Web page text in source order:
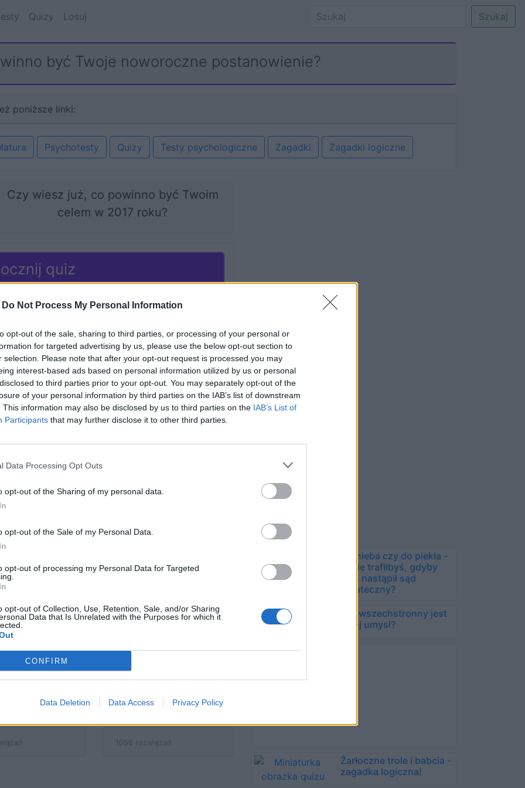
Do Not Process My Personal Information
opt-out of the sale, sharing to third parties, or processing of your personal or
for targeted advertising by us, please use the below opt-out section to
selection. Please note that after your opt-out request is processed you may
interest-based ads based on personal information utilized by us or personal
to third parties prior to your opt-out. You may separately opt-out of the
of your personal information by third parties on the IAB’s list of downstream
This information may also be disclosed by us to third parties on the IAB’s List of
Participants that may further disclose it to other third parties.
Data Processing Opt Outs
opt-out of the Sharing of my personal data.
opt-out of the Sale of my Personal Data.
opt-out of processing my Personal Data for Targeted
opt-out of Collection, Use, Retention, Sale, and/or Sharing
Data that Is Unrelated with the Purposes for which it
CONFIRM
Data Deletion Data Access Privacy Policy
Quizy Losuj Szukaj
być Twoje noworoczne postanowienie?
poniższe linki:
Psychotesty Quizy Testy psychologiczne Zagadki Zagadki logiczne
Czy wiesz już, co powinno być Twoim
celem w 2017 roku?
quiz
świąteczna!
w Święta?
Jakie jest Twoje
życiowe powołanie?
Twoje
Polsce powinieneś
1563 rozwiązania
wróżba
wydarzenia 2014
zapamiętałeś?
1058 rozwiązań
Do nieba czy do piekła -
gdzie trafiłbyś, gdyby
dziś nastąpił sąd
ostateczny?
Jak wszechstronny jest
Twój umysł?
Żarłoczne trole i babcia -
zagadka logiczna!